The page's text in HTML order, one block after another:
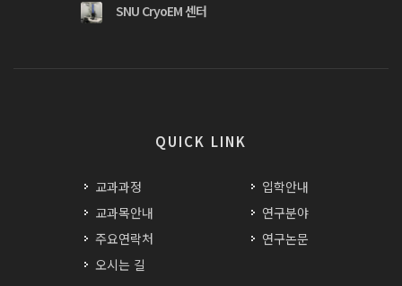
SNU CryoEM 센터
QUICK LINK
교과과정
교과목안내
주요연락처
오시는 길
입학안내
연구분야
연구논문